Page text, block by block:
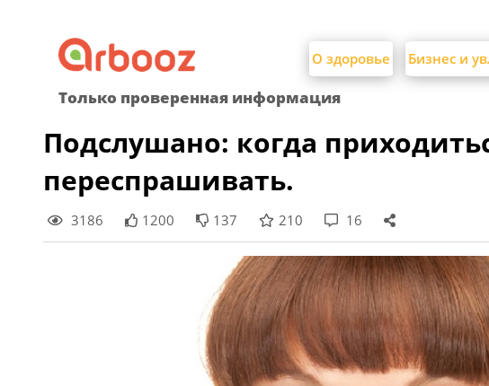
content
О здоровье Бизнес и
Только проверенная информация
Подслушано: когда
переспрашивать.
3186 1200 137 210 16